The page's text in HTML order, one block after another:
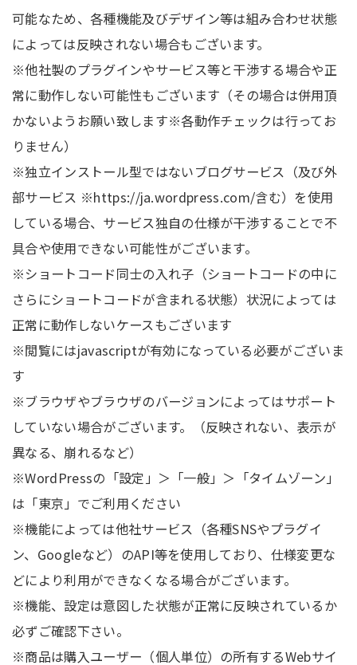
可能なため、各種機能及びデザイン等は組み合わせ状態
によっては反映されない場合もございます。
※他社製のプラグインやサービス等と干渉する場合や正
常に動作しない可能性もございます（その場合は併用頂
かないようお願い致します※各動作チェックは行ってお
りません）
※独立インストール型ではないブログサービス（及び外
部サービス ※https://ja.wordpress.com/含む）を使用
している場合、サービス独自の仕様が干渉することで不
具合や使用できない可能性がございます。
※ショートコード同士の入れ子（ショートコードの中に
さらにショートコードが含まれる状態）状況によっては
正常に動作しないケースもございます
※閲覧にはjavascriptが有効になっている必要がございま
す
※ブラウザやブラウザのバージョンによってはサポート
していない場合がございます。（反映されない、表示が
異なる、崩れるなど）
※WordPressの「設定」＞「一般」＞「タイムゾーン」
は「東京」でご利用ください
※機能によっては他社サービス（各種SNSやプラグイ
ン、Googleなど）のAPI等を使用しており、仕様変更な
どにより利用ができなくなる場合がございます。
※機能、設定は意図した状態が正常に反映されているか
必ずご確認下さい。
※商品は購入ユーザー（個人単位）の所有するWebサイ